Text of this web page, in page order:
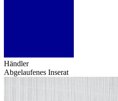
Händler
Abgelaufenes Inserat